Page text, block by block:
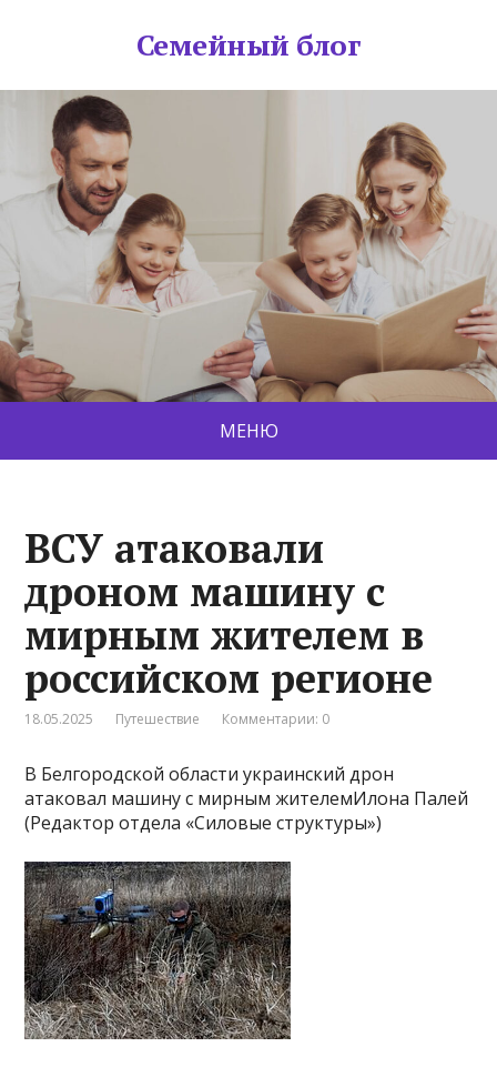
Семейный блог
МЕНЮ
ВСУ атаковали
дроном машину с
мирным жителем в
российском регионе
18.05.2025 Путешествие Комментарии: 0
В Белгородской области украинский дрон
атаковал машину с мирным жителемИлона Палей
(Редактор отдела «Силовые структуры»)